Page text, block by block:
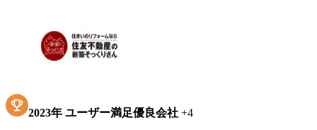
2023年 ユーザー満足優良会社 +4